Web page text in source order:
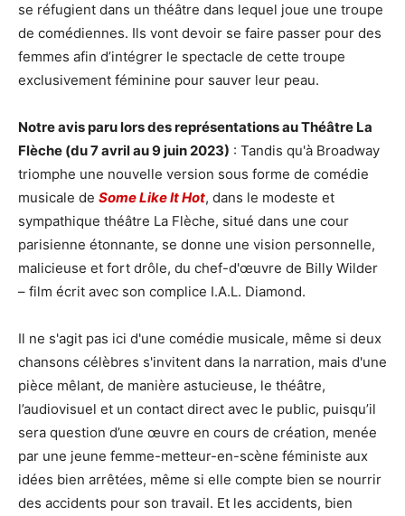
se réfugient dans un théâtre dans lequel joue une troupe
de comédiennes. Ils vont devoir se faire passer pour des
femmes afin d’intégrer le spectacle de cette troupe
exclusivement féminine pour sauver leur peau.
Notre avis paru lors des représentations au Théâtre La
Flèche (du 7 avril au 9 juin 2023) : Tandis qu'à Broadway
triomphe une nouvelle version sous forme de comédie
musicale de Some Like It Hot, dans le modeste et
sympathique théâtre La Flèche, situé dans une cour
parisienne étonnante, se donne une vision personnelle,
malicieuse et fort drôle, du chef-d'œuvre de Billy Wilder
– film écrit avec son complice I.A.L. Diamond.
Il ne s'agit pas ici d'une comédie musicale, même si deux
chansons célèbres s'invitent dans la narration, mais d'une
pièce mêlant, de manière astucieuse, le théâtre,
l’audiovisuel et un contact direct avec le public, puisqu’il
sera question d’une œuvre en cours de création, menée
par une jeune femme-metteur-en-scène féministe aux
idées bien arrêtées, même si elle compte bien se nourrir
des accidents pour son travail. Et les accidents, bien